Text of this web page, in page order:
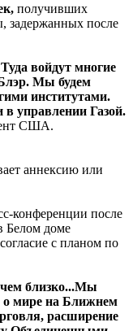
получивших
задержанных после
войдут многие
Мы будем
институтами.
управлении Газой.
США.
аннексию или
конференции после
Белом доме
с планом по
близко...Мы
о мире на Ближнем
расширение